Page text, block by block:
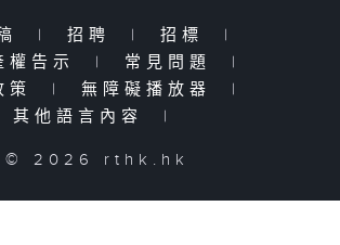
| 招聘 | 招標
|
權告示
| 常見問題
|
策
| 無障礙播放器
|
其他語言內容
|
© 2026 rthk.hk